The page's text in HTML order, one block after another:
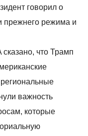
говорил о
прежнего режима и
что Трамп
важность
которые